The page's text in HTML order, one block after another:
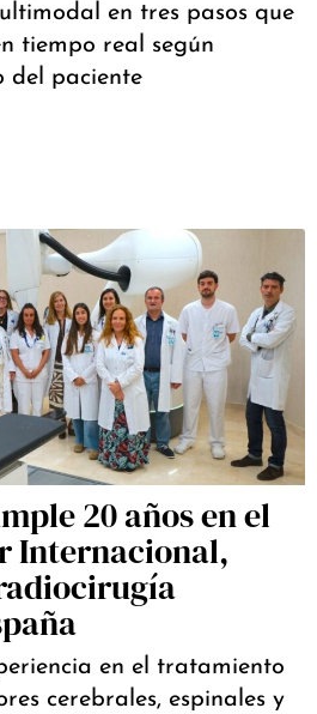
en tres pasos que
tiempo real según
del paciente
20 años en el
Internacional,
en el tratamiento
cerebrales, espinales y